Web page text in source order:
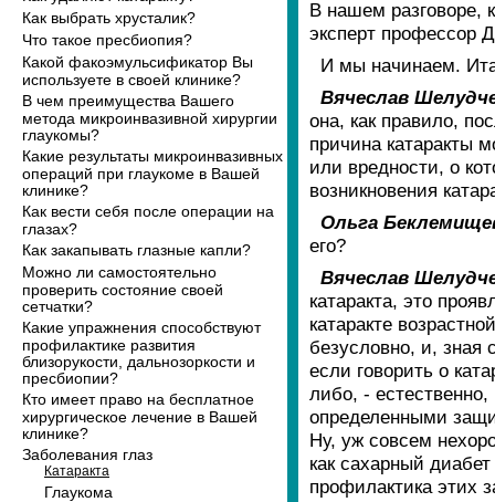
Как выбрать хрусталик?
Что такое пресбиопия?
Какой факоэмульсификатор Вы
используете в своей клинике?
В чем преимущества Вашего
метода микроинвазивной хирургии
глаукомы?
Какие результаты микроинвазивных
операций при глаукоме в Вашей
клинике?
Как вести себя после операции на
глазах?
Как закапывать глазные капли?
Можно ли самостоятельно
проверить состояние своей
сетчатки?
Какие упражнения способствуют
профилактике развития
близорукости, дальнозоркости и
пресбиопии?
Кто имеет право на бесплатное
хирургическое лечение в Вашей
клинике?
Заболевания глаз
Катаракта
Глаукома
В нашем разговоре,
эксперт профессор
И мы начинаем.
Вячеслав
она, как правило,
причина катаракты
или вредности, о
возникновения
Ольга
его?
Вячеслав
катаракта, это
катаракте
безусловно, и, зная
если говорить о
либо, -
определенными
Ну, уж совсем
как сахарный
профилактика этих